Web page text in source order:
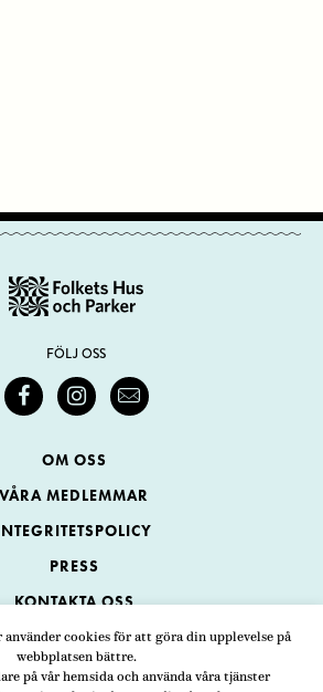
använder cookies för att göra din upplevelse på
webbplatsen bättre.
på vår hemsida och använda våra tjänster
FÖLJ OSS
OM OSS
VÅRA MEDLEMMAR
PRESS
KONTAKTA OSS
Folkets Hus och Parker